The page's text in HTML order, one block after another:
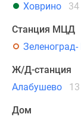
Ховрино
Станция МЦД
Ж/Д-станция
Алабушево
Дом